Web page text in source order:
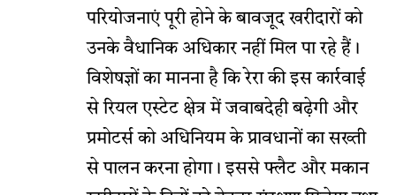
परियोजनाएं पूरी होने के बावजूद खरीदारों को
उनके वैधानिक अधिकार नहीं मिल पा रहे हैं।
विशेषज्ञों का मानना है कि रेरा की इस कार्रवाई
से रियल एस्टेट क्षेत्र में जवाबदेही बढ़ेगी और
प्रमोटर्स को अधिनियम के प्रावधानों का सख्ती
से पालन करना होगा। इससे फ्लैट और मकान